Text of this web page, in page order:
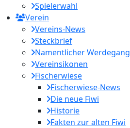
Spielerwahl
Verein
Vereins-News
Steckbrief
Namentlicher Werdegang
Vereinsikonen
Fischerwiese
Fischerwiese-News
Die neue Fiwi
Historie
Fakten zur alten Fiwi